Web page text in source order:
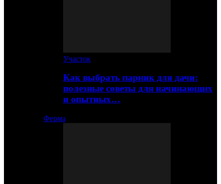
Участок
Как выбрать парник для дачи:
полезные советы для начинающих
и опытных…
Ферма